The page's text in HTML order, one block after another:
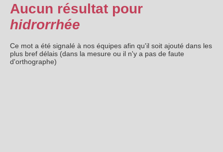
Aucun résultat pour
hidrorrhée
Ce mot a été signalé à nos équipes afin qu'il soit ajouté dans les
plus bref délais (dans la mesure ou il n'y a pas de faute
d'orthographe)